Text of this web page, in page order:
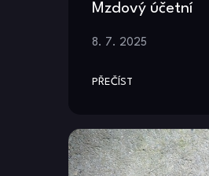
Mzdový účetní
8. 7. 2025
PŘEČÍST